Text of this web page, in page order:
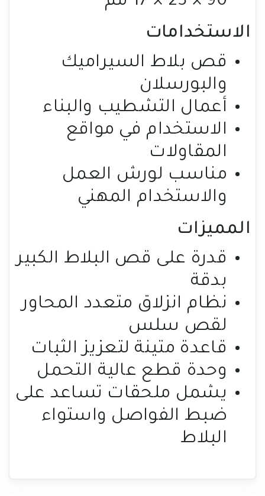
الاستخدامات
قص بلاط السيراميك
والبورسلان
أعمال التشطيب والبناء
الاستخدام في مواقع
المقاولات
مناسب لورش العمل
والاستخدام المهني
المميزات
قدرة على قص البلاط الكبير
بدقة
نظام انزلاق متعدد المحاور
لقص سلس
قاعدة متينة لتعزيز الثبات
وحدة قطع عالية التحمل
يشمل ملحقات تساعد على
ضبط الفواصل واستواء
البلاط